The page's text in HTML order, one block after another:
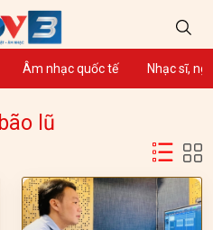
Âm nhạc quốc tế Nhạc sĩ,
bão lũ